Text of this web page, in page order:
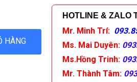
HÀNG
HOTLINE & ZALO
Mr. Minh Trí:
Ms. Mai Duyên:
Ms.Hồng Trinh:
Mr. Thành Tâm: